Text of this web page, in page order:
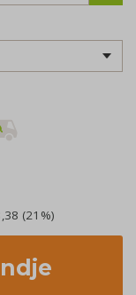
(21%)